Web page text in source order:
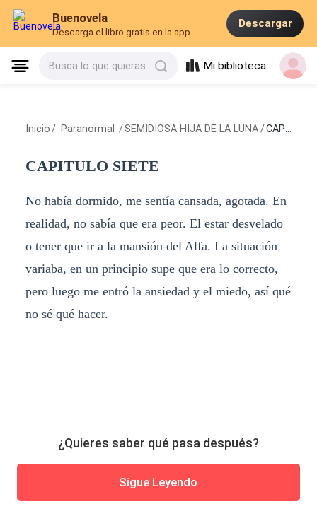
Buenovela
Descarga el libro gratis en la app
Descargar
Busca lo que quieras Mi biblioteca
Inicio / Paranormal /SEMIDIOSA HIJA DE LA LUNA /CAPITULO SIETE
CAPITULO SIETE
No había dormido, me sentía cansada, agotada. En
realidad, no sabía que era peor. El estar desvelado
o tener que ir a la mansión del Alfa. La situación
variaba, en un principio supe que era lo correcto,
pero luego me entró la ansiedad y el miedo, así qué
no sé qué hacer.
¿Quieres saber qué pasa después?
Sigue Leyendo